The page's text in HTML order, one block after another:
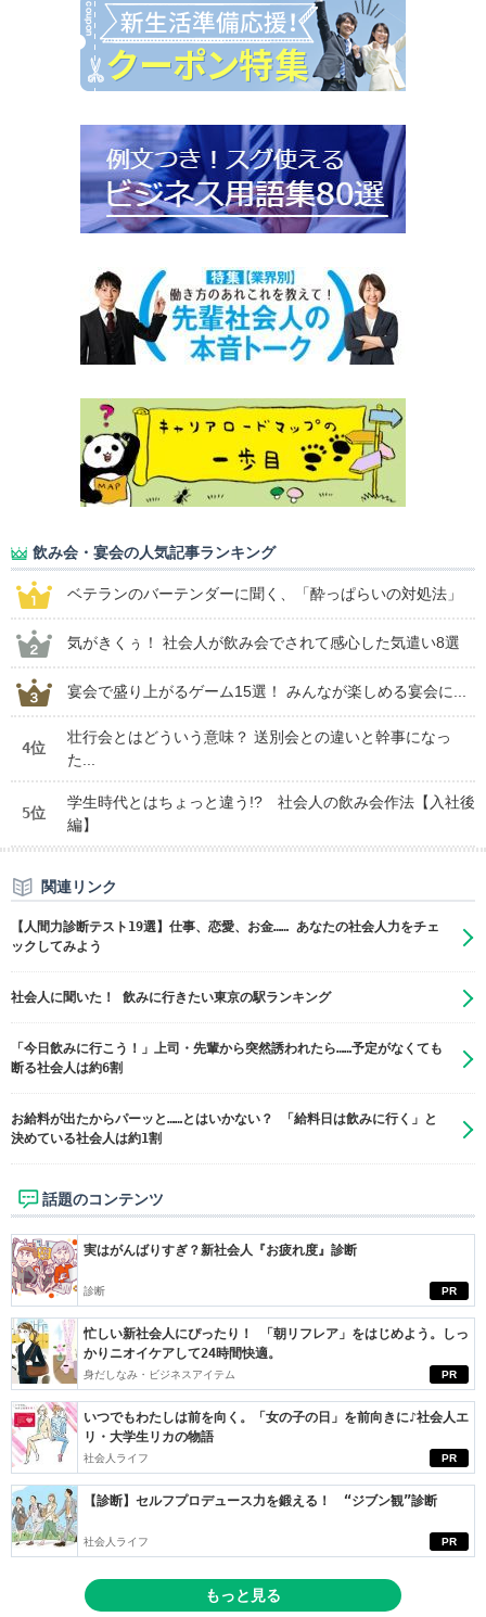
飲み会・宴会の人気記事ランキング
ベテランのバーテンダーに聞く、「酔っぱらいの対処法」
気がきくぅ！ 社会人が飲み会でされて感心した気遣い8選
宴会で盛り上がるゲーム15選！ みんなが楽しめる宴会に...
4位
壮行会とはどういう意味？ 送別会との違いと幹事になっ
た...
5位
学生時代とはちょっと違う!? 社会人の飲み会作法【入社後
編】
関連リンク
【人間力診断テスト19選】仕事、恋愛、お金…… あなたの社会人力をチェ
ックしてみよう
社会人に聞いた！ 飲みに行きたい東京の駅ランキング
「今日飲みに行こう！」上司・先輩から突然誘われたら……予定がなくても
断る社会人は約6割
お給料が出たからパーッと……とはいかない？ 「給料日は飲みに行く」と
決めている社会人は約1割
話題のコンテンツ
PR
実はがんばりすぎ？新社会人『お疲れ度』診断
診断
PR
忙しい新社会人にぴったり！ 「朝リフレア」をはじめよう。しっ
かりニオイケアして24時間快適。
身だしなみ・ビジネスアイテム
PR
いつでもわたしは前を向く。「女の子の日」を前向きに♪社会人エ
リ・大学生リカの物語
社会人ライフ
PR
【診断】セルフプロデュース力を鍛える！ “ジブン観”診断
社会人ライフ
もっと見る